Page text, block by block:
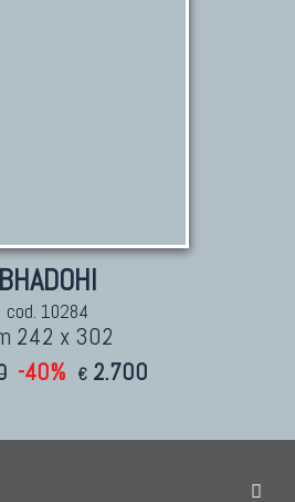
BHADOHI
cod. 10284
242 x 302
-40% € 2.700